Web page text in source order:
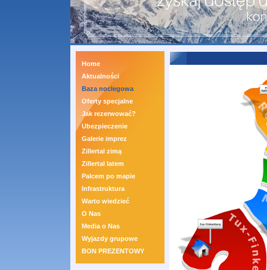
Home
Aktualności
Baza noclegowa
Oferty specjalne
Jak rezerwować?
Ubezpieczenie
Galerie imprez
Zillertal zimą
Zillertal latem
Palcem po mapie
Infrastruktura
Warto wiedzieć
O Nas
Media o Nas
Wyjazdy grupowe
BON PREZENTOWY